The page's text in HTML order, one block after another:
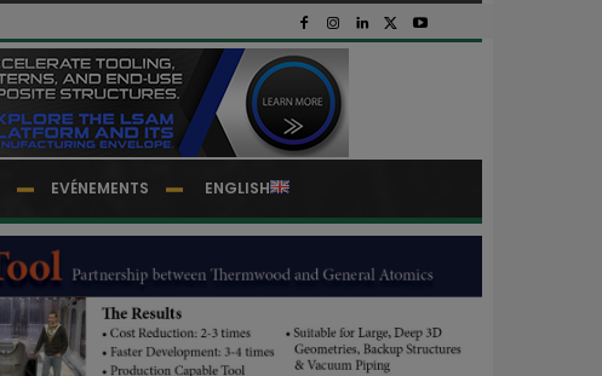
EVÉNEMENTS ENGLISH